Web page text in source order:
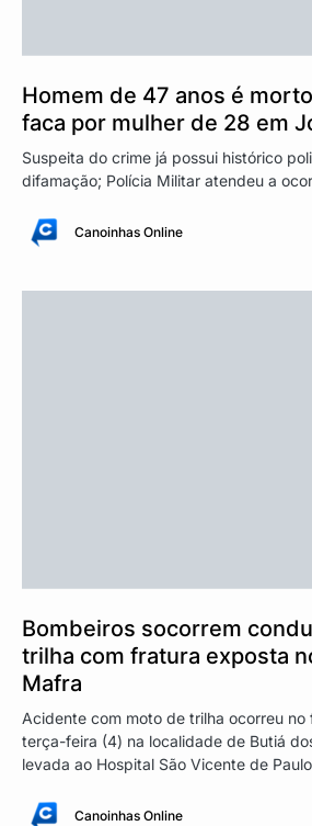
Homem de 47 anos é
faca por mulher de 28 em
Suspeita do crime já possui histórico
difamação; Polícia Militar atendeu a
Canoinhas Online
Bombeiros socorrem
trilha com fratura exposta
Mafra
Acidente com moto de trilha ocorreu
terça-feira (4) na localidade de Butiá
levada ao Hospital São Vicente de
Canoinhas Online